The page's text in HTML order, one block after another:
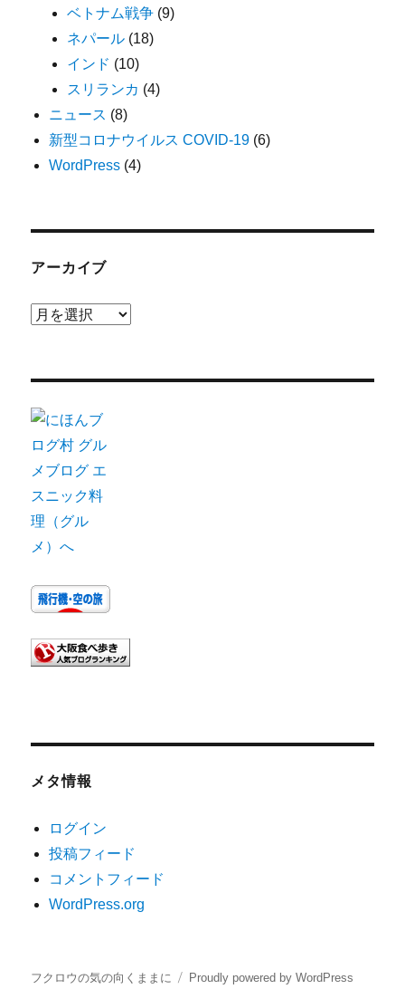
ベトナム戦争 (9)
ネパール (18)
インド (10)
スリランカ (4)
ニュース (8)
新型コロナウイルス COVID-19 (6)
WordPress (4)
アーカイブ
ア
ブ
メタ情報
ログイン
投稿フィード
コメントフィード
WordPress.org
フクロウの気の向くままに Proudly powered by WordPress